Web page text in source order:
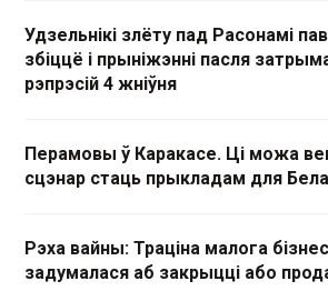
Удзельнікі злёту пад Расонамі
збіццё і прыніжэнні пасля
рэпрэсій 4 жніўня
Перамовы ў Каракасе. Ці можа
сцэнар стаць прыкладам для
Рэха вайны: Траціна малога
задумалася аб закрыцці або